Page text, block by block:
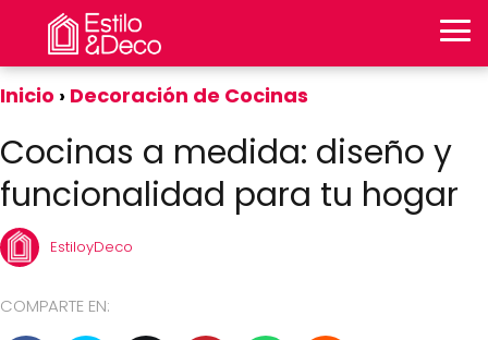
Inicio Decoración de Cocinas
Cocinas a medida: diseño y
funcionalidad para tu hogar
EstiloyDeco
COMPARTE EN: